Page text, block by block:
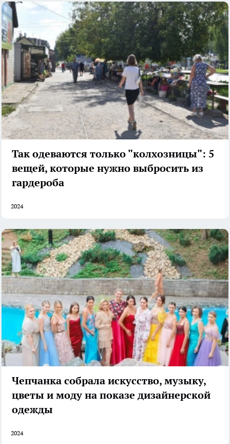
Так одеваются только "колхозницы": 5
вещей, которые нужно выбросить из
гардероба
2024
Чепчанка собрала искусство, музыку,
цветы и моду на показе дизайнерской
одежды
2024